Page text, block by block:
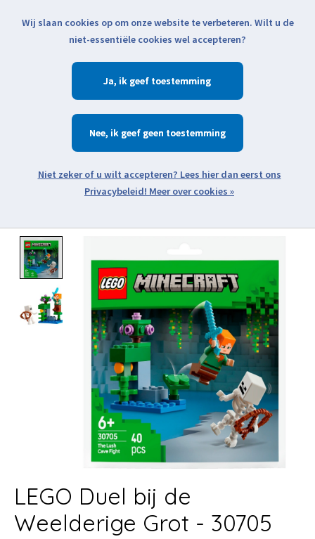
Klik voor actuele verzendinformatie...
Verlanglijst
Zoeken
Open webshop menu
LEGO Duel bij de
Weelderige Grot - 30705
Wij slaan cookies op om onze website te verbeteren. Wilt u de
niet-essentiële cookies wel accepteren?
Ja
Nee
Meer over cookies »